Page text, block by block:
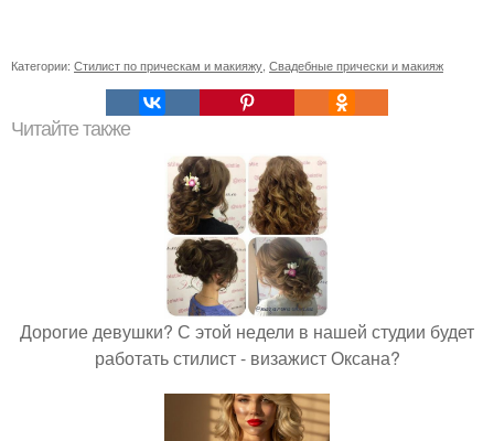
Категории: Стилист по прическам и макияжу Свадебные прически и макияж
Читайте также
Дорогие девушки? С этой недели в нашей студии будет
работать стилист - визажист Оксана?